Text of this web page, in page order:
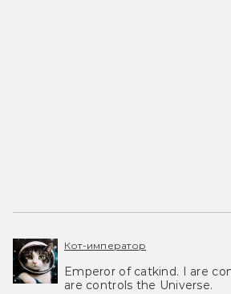
Кот-император
Emperor of catkind. I are
are controls the Universe.